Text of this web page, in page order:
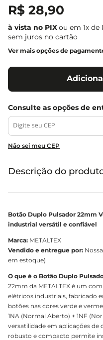
R$ 28,90
ou em 1x de
sem juros no cartão
Ver mais opções de
Não sei meu CEP
Descrição do
Botão Duplo Pulsador 22mm
industrial versátil e confiável
Marca: METALTEX
Vendido e entregue por:
em estoque)
O que é o Botão Duplo
22mm da METALTEX é um
elétricos industriais, fabricado
botões nas cores verde e
1NA (Normal Aberto) + 1NF
versatilidade em aplicações de
robusto e compacto permite